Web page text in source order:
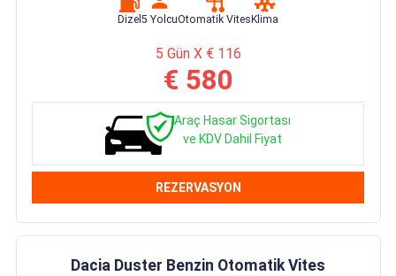
Dizel 5 YolcuOtomatik Vites Klima
5 Gün X € 116
€ 580
Araç Hasar Sigortası
ve KDV Dahil Fiyat
REZERVASYON
Dacia Duster Benzin Otomatik Vites